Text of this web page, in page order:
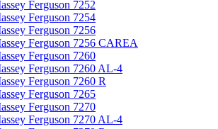
Ferguson 7252
Ferguson 7254
Ferguson 7256
Ferguson 7256 CAREA
Ferguson 7260
Ferguson 7260 AL-4
Ferguson 7260 R
Ferguson 7265
Ferguson 7270
Ferguson 7270 AL-4